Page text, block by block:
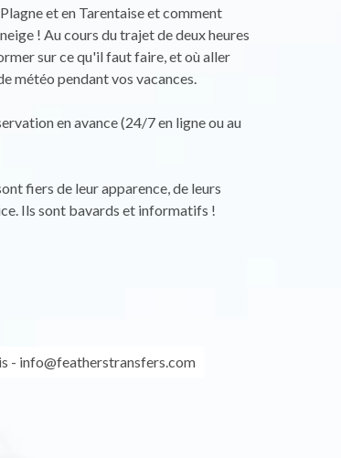
et en Tarentaise et comment
! Au cours du trajet de deux heures
sur ce qu'il faut faire, et où aller
météo pendant vos vacances.
en avance (24/7 en ligne ou au
fiers de leur apparence, de leurs
Ils sont bavards et informatifs !
- info@featherstransfers.com